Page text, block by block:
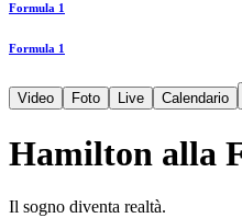
Formula 1
Formula 1
Video Foto Live Calendario
Hamilton alla
Il sogno diventa realtà.